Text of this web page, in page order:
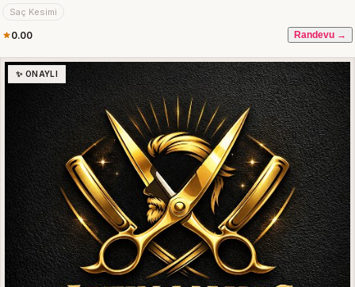
Saç Kesimi
0.00 Randevu →
✨ ONAYLI